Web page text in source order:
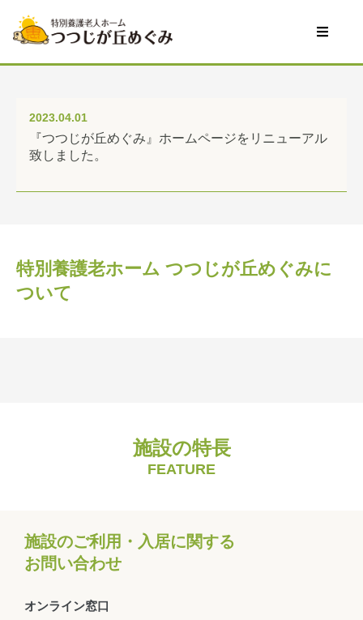
2023.04.01
『つつじが丘めぐみ』ホームページをリニューアル
致しました。
特別養護老ホーム つつじが丘めぐみに
ついて
施設の特長
FEATURE
施設のご利用・入居に関する
お問い合わせ
オンライン窓口